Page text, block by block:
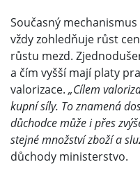
Současný
vždy zohledňuje růst
růstu mezd.
a čím vyšší mají platy
valorizace. „Cílem
kupní síly. To znamená
důchodce může i přes
stejné množství zboží a
důchody ministerstvo.